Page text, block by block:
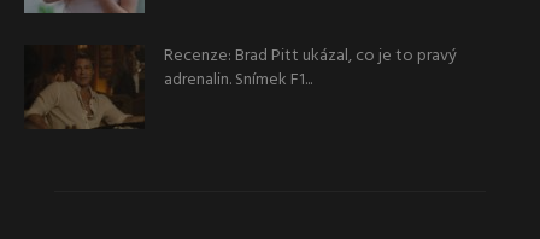
Recenze: Brad Pitt ukázal, co je to pravý
adrenalin. Snímek F1...